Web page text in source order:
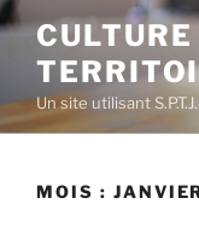
Aller
contenu
principalUn site utilisant
MOIS :